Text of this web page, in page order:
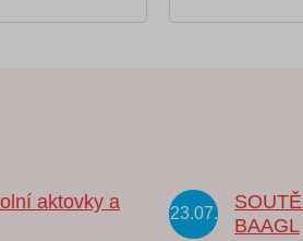
aktovky a
23.07.
BAAGL